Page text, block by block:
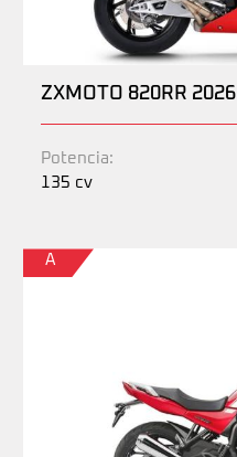
ZXMOTO 820RR 2026
Potencia:
135 cv
A